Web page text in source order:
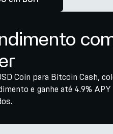
Coin para Bitcoin Cash,
e ganhe até 4.9%